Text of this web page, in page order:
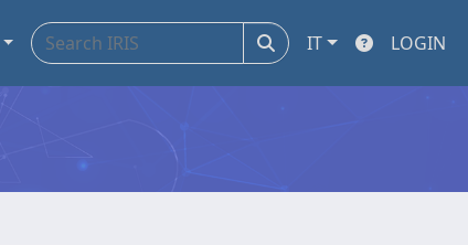
IT LOGIN